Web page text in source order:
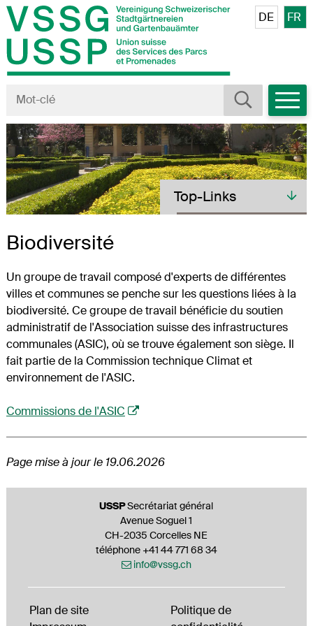
Navigieren in VSSG/USSP
Schnellnavigation
Terme de recherche
Rechercher
Veuillez
DE FR
Toplinks
Top-Links
Biodiversité
Un groupe de travail composé d'experts de différentes
villes et communes se penche sur les questions liées à la
biodiversité. Ce groupe de travail bénéficie du soutien
administratif de l'Association suisse des infrastructures
communales (ASIC), où se trouve également son siège. Il
fait partie de la Commission technique Climat et
environnement de l'ASIC.
Commissions de l'ASIC
Page mise à jour le 19.06.2026
USSPSecrétariat général
Avenue Soguel 1
CH-2035 Corcelles NE
téléphone +41 44 771 68 34
info@vssg.ch
Plan de site
Politique de